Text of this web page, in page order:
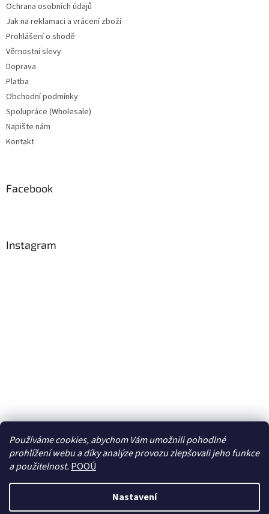
Používáme cookies, abychom Vám umožnili pohodlné
prohlížení webu a díky analýze provozu zlepšovali jeho funkce
a použitelnost. POOÚ
Nastavení
Ochrana osobních údajů
Jak na reklamaci a vrácení zboží
Prohlášení o shodě
Věrnostní slevy
Doprava
Platba
Obchodní podmínky
Spolupráce (Wholesale)
Napište nám
Kontakt
Facebook
Instagram
Sledovat na Instagramu
Vytvořil Shoptet